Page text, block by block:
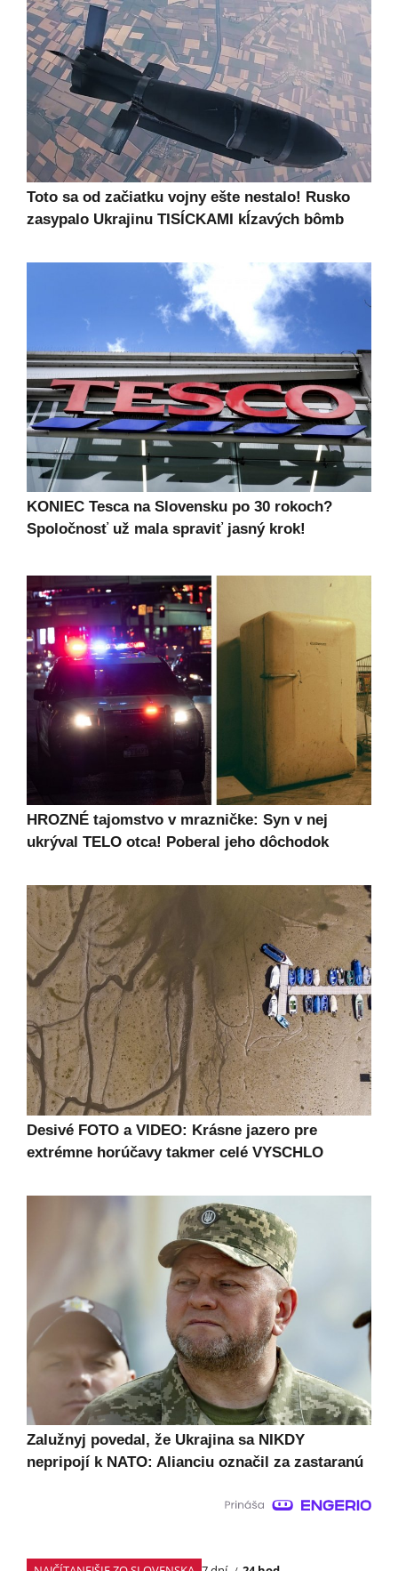
Toto sa od začiatku vojny ešte nestalo! Rusko
zasypalo Ukrajinu TISÍCKAMI kĺzavých bômb
KONIEC Tesca na Slovensku po 30 rokoch?
Spoločnosť už mala spraviť jasný krok!
HROZNÉ tajomstvo v mrazničke: Syn v nej
ukrýval TELO otca! Poberal jeho dôchodok
Desivé FOTO a VIDEO: Krásne jazero pre
extrémne horúčavy takmer celé VYSCHLO
Zalužnyj povedal, že Ukrajina sa NIKDY
nepripojí k NATO: Alianciu označil za zastaranú